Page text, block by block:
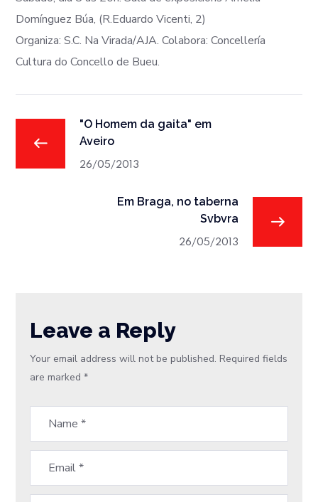
Domínguez Búa, (R.Eduardo Vicenti, 2)
Organiza: S.C. Na Virada/AJA. Colabora: Concellería
Cultura do Concello de Bueu.
"O Homem da gaita" em
Aveiro
26/05/2013
Em Braga, no taberna
Svbvra
26/05/2013
Leave a Reply
Your email address will not be published. Required fields
are marked*